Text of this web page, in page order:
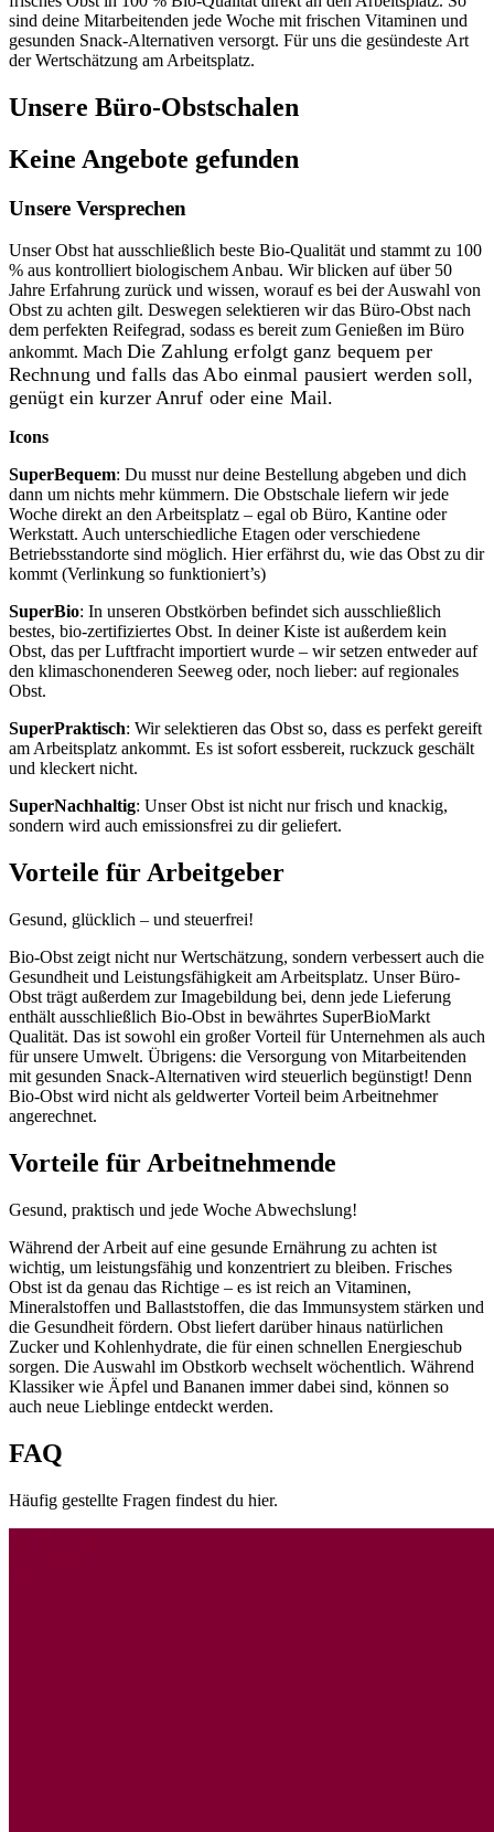
sind deine Mitarbeitenden jede Woche mit frischen Vitaminen und
gesunden Snack-Alternativen versorgt. Für uns die gesündeste Art
der Wertschätzung am Arbeitsplatz.
Unsere Büro-Obstschalen
Keine Angebote gefunden
Unsere Versprechen
Unser Obst hat ausschließlich beste Bio-Qualität und stammt zu 100
% aus kontrolliert biologischem Anbau. Wir blicken auf über 50
Jahre Erfahrung zurück und wissen, worauf es bei der Auswahl von
Obst zu achten gilt. Deswegen selektieren wir das Büro-Obst nach
dem perfekten Reifegrad, sodass es bereit zum Genießen im Büro
ankommt. Mach Die Zahlung erfolgt ganz bequem per
Rechnung und falls das Abo einmal pausiert werden soll,
genügt ein kurzer Anruf oder eine Mail.
Icons
SuperBequem: Du musst nur deine Bestellung abgeben und dich
dann um nichts mehr kümmern. Die Obstschale liefern wir jede
Woche direkt an den Arbeitsplatz – egal ob Büro, Kantine oder
Werkstatt. Auch unterschiedliche Etagen oder verschiedene
Betriebsstandorte sind möglich. Hier erfährst du, wie das Obst zu dir
kommt (Verlinkung so funktioniert’s)
SuperBio: In unseren Obstkörben befindet sich ausschließlich
bestes, bio-zertifiziertes Obst. In deiner Kiste ist außerdem kein
Obst, das per Luftfracht importiert wurde – wir setzen entweder auf
den klimaschonenderen Seeweg oder, noch lieber: auf regionales
Obst.
SuperPraktisch: Wir selektieren das Obst so, dass es perfekt gereift
am Arbeitsplatz ankommt. Es ist sofort essbereit, ruckzuck geschält
und kleckert nicht.
SuperNachhaltig: Unser Obst ist nicht nur frisch und knackig,
sondern wird auch emissionsfrei zu dir geliefert.
Vorteile für Arbeitgeber
Gesund, glücklich – und steuerfrei!
Bio-Obst zeigt nicht nur Wertschätzung, sondern verbessert auch die
Gesundheit und Leistungsfähigkeit am Arbeitsplatz. Unser Büro-
Obst trägt außerdem zur Imagebildung bei, denn jede Lieferung
enthält ausschließlich Bio-Obst in bewährtes SuperBioMarkt
Qualität. Das ist sowohl ein großer Vorteil für Unternehmen als auch
für unsere Umwelt. Übrigens: die Versorgung von Mitarbeitenden
mit gesunden Snack-Alternativen wird steuerlich begünstigt! Denn
Bio-Obst wird nicht als geldwerter Vorteil beim Arbeitnehmer
angerechnet.
Vorteile für Arbeitnehmende
Gesund, praktisch und jede Woche Abwechslung!
Während der Arbeit auf eine gesunde Ernährung zu achten ist
wichtig, um leistungsfähig und konzentriert zu bleiben. Frisches
Obst ist da genau das Richtige – es ist reich an Vitaminen,
Mineralstoffen und Ballaststoffen, die das Immunsystem stärken und
die Gesundheit fördern. Obst liefert darüber hinaus natürlichen
Zucker und Kohlenhydrate, die für einen schnellen Energieschub
sorgen. Die Auswahl im Obstkorb wechselt wöchentlich. Während
Klassiker wie Äpfel und Bananen immer dabei sind, können so
auch neue Lieblinge entdeckt werden.
FAQ
Häufig gestellte Fragen findest du hier.